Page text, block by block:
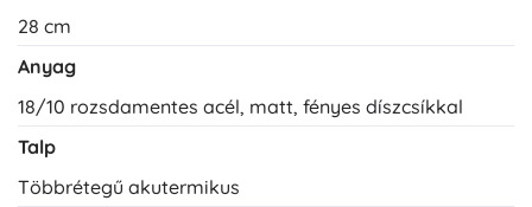
28 cm
Anyag
18/10 rozsdamentes acél, matt, fényes díszcsíkkal
Talp
Többrétegű akutermikus